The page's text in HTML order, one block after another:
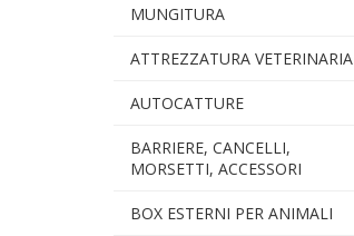
MUNGITURA
ATTREZZATURA VETERINARIA
AUTOCATTURE
BARRIERE, CANCELLI,
MORSETTI, ACCESSORI
BOX ESTERNI PER ANIMALI